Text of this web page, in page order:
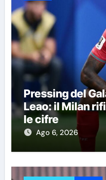
Pressing del
Leao: il Milan
le cifre
Ago 6, 2026